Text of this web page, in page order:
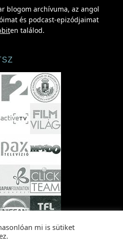
blogom archívuma, az angol
és podcast-epizódjaimat
en találod.
mi is sütiket